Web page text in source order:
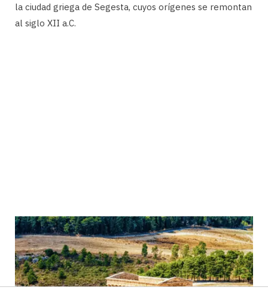
la ciudad griega de Segesta, cuyos orígenes se remontan
al siglo XII a.C.